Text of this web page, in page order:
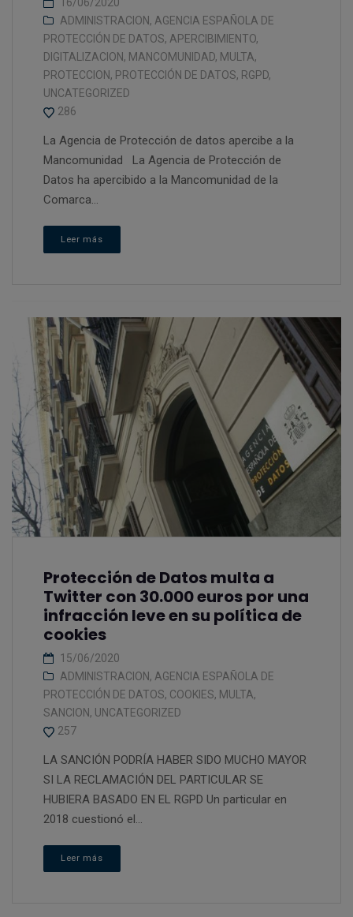
16/06/2020
ADMINISTRACION, AGENCIA ESPAÑOLA DE
PROTECCIÓN DE DATOS, APERCIBIMIENTO,
DIGITALIZACION, MANCOMUNIDAD, MULTA,
PROTECCION, PROTECCIÓN DE DATOS, RGPD,
UNCATEGORIZED
286
La Agencia de Protección de datos apercibe a la
Mancomunidad La Agencia de Protección de
Datos ha apercibido a la Mancomunidad de la
Comarca...
Leer más
Protección de Datos multa a
Twitter con 30.000 euros por una
infracción leve en su política de
cookies
15/06/2020
ADMINISTRACION, AGENCIA ESPAÑOLA DE
PROTECCIÓN DE DATOS, COOKIES, MULTA,
SANCION, UNCATEGORIZED
257
LA SANCIÓN PODRÍA HABER SIDO MUCHO MAYOR
SI LA RECLAMACIÓN DEL PARTICULAR SE
HUBIERA BASADO EN EL RGPD Un particular en
2018 cuestionó el...
Leer más